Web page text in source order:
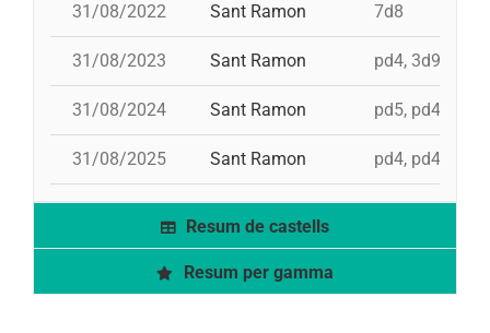
31/08/2022 Sant Ramon 7d8
31/08/2023 Sant Ramon pd4,
31/08/2024 Sant Ramon pd5, pd4, 4d8,
31/08/2025 Sant Ramon pd4, pd4,
Resum de castells
Resum per gamma